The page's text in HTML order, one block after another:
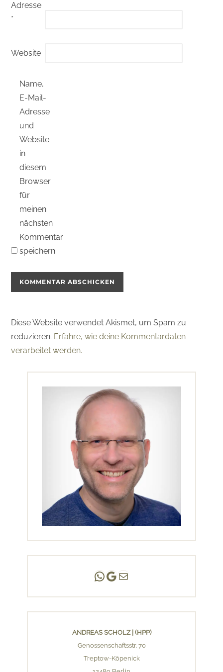
Adresse
*
Website
Name,
E-Mail-
Adresse
und
Website
in
diesem
Browser
für
meinen
nächsten
Kommentar
speichern.
Diese Website verwendet Akismet, um Spam zu
reduzieren. Erfahre, wie deine Kommentardaten
verarbeitet werden.
Andreas Scholz | (HPP)
Praxis Adlershof
E-Mail an mich ...
ANDREAS SCHOLZ | (HPP)
Genossenschaftsstr. 70
Treptow-Köpenick